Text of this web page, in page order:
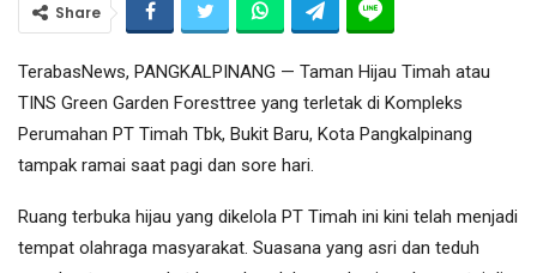
Share
TerabasNews, PANGKALPINANG — Taman Hijau Timah atau
TINS Green Garden Foresttree yang terletak di Kompleks
Perumahan PT Timah Tbk, Bukit Baru, Kota Pangkalpinang
tampak ramai saat pagi dan sore hari.
Ruang terbuka hijau yang dikelola PT Timah ini kini telah menjadi
tempat olahraga masyarakat. Suasana yang asri dan teduh